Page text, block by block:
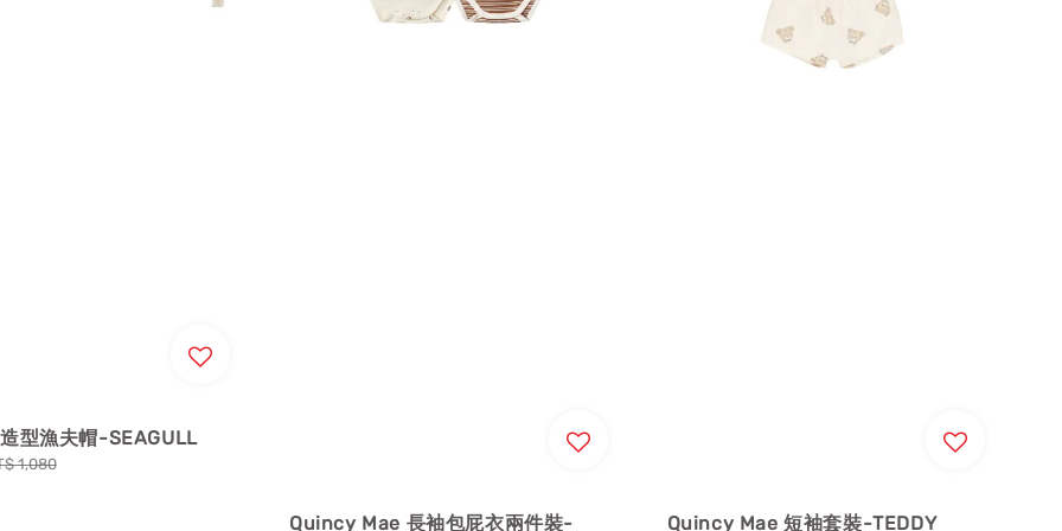
型漁夫帽-SEAGULL
1,080
Quincy Mae 長袖包屁衣兩件裝- Quincy Mae 短袖套裝-TEDDY